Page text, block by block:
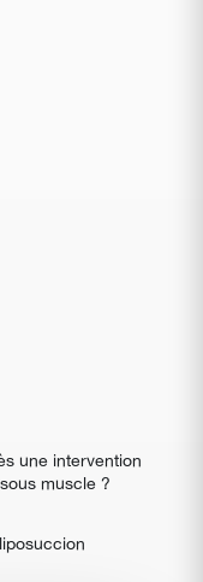
une intervention
muscle ?